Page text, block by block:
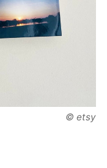
© etsy